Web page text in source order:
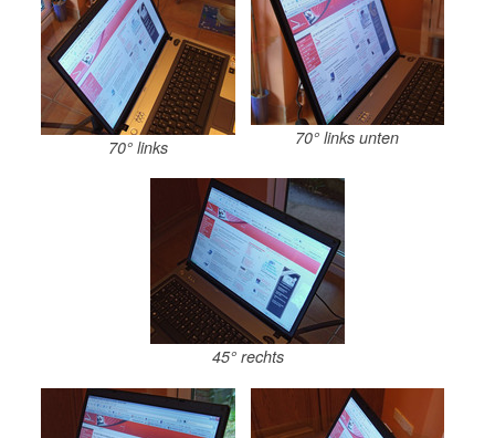
70° links 70° links unten
45° rechts